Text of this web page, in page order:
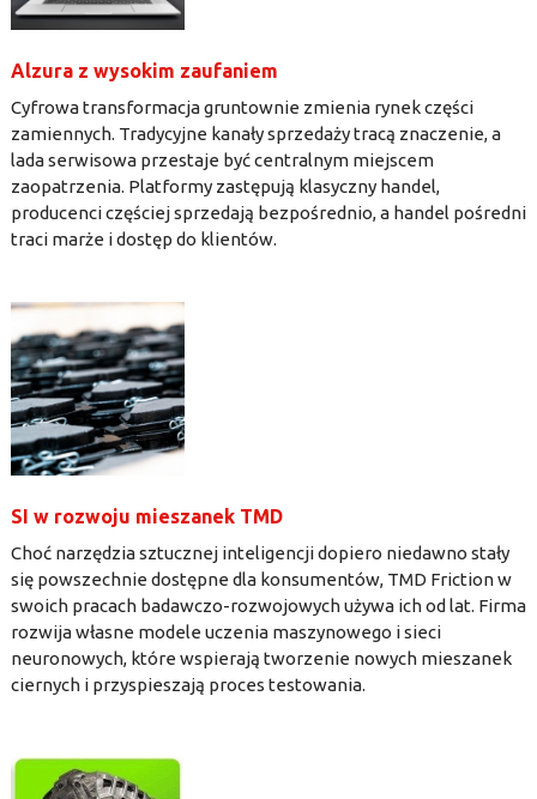
Alzura z wysokim zaufaniem
Cyfrowa transformacja gruntownie zmienia rynek części
zamiennych. Tradycyjne kanały sprzedaży tracą znaczenie, a
lada serwisowa przestaje być centralnym miejscem
zaopatrzenia. Platformy zastępują klasyczny handel,
producenci częściej sprzedają bezpośrednio, a handel pośredni
traci marże i dostęp do klientów.
SI w rozwoju mieszanek TMD
Choć narzędzia sztucznej inteligencji dopiero niedawno stały
się powszechnie dostępne dla konsumentów, TMD Friction w
swoich pracach badawczo-rozwojowych używa ich od lat. Firma
rozwija własne modele uczenia maszynowego i sieci
neuronowych, które wspierają tworzenie nowych mieszanek
ciernych i przyspieszają proces testowania.